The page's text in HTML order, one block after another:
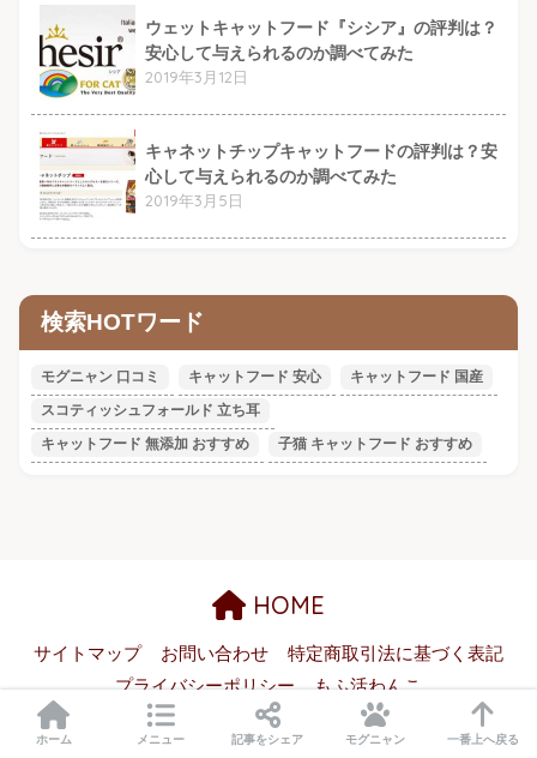
ウェットキャットフード『シシア』の評判は？
安心して与えられるのか調べてみた
2019年3月12日
キャネットチップキャットフードの評判は？安
心して与えられるのか調べてみた
2019年3月5日
検索HOTワード
モグニャン 口コミ キャットフード 安心
キャットフード 国産
スコティッシュフォールド 立ち耳
キャットフード 無添加 おすすめ
子猫 キャットフード おすすめ
HOME
サイトマップ お問い合わせ
特定商取引法に基づく表記
プライバシーポリシー
もふ活わんこ
© 2026 もふ活にゃんこ All rights reserved.
ホーム メニュー 記事をシェア モグニャン 一番上へ戻る